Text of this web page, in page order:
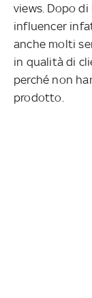
views. Dopo
influencer
anche molti
in qualità di
perché non
prodotto.